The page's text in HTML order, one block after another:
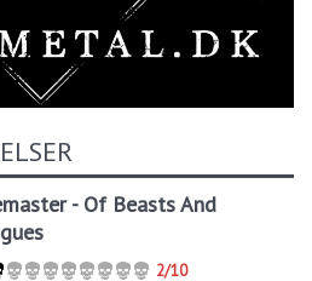
- Of Beasts And
2/10